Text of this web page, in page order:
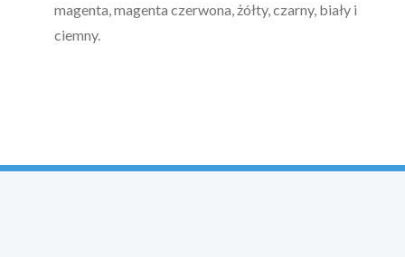
magenta, magenta czerwona, żółty, czarny, biały i
ciemny.